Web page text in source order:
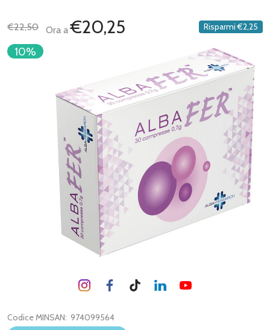
DEI
€22,50 Ora a€20,25 Risparmi €2,25
10%
Codice MINSAN: 974099564